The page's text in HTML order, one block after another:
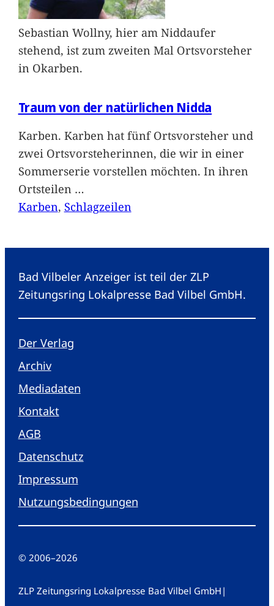
Sebastian Wollny, hier am Niddaufer
stehend, ist zum zweiten Mal Ortsvorsteher
in Okarben.
Traum von der natürlichen Nidda
Karben. Karben hat fünf Ortsvorsteher und
zwei Ortsvorsteherinnen, die wir in einer
Sommerserie vorstellen möchten. In ihren
Ortsteilen …
Karben, Schlagzeilen
Bad Vilbeler Anzeiger ist teil der ZLP
Zeitungsring Lokalpresse Bad Vilbel GmbH.
Der Verlag
Archiv
Mediadaten
Kontakt
AGB
Datenschutz
Impressum
Nutzungsbedingungen
© 2006–2026
ZLP Zeitungsring Lokalpresse Bad Vilbel GmbH |